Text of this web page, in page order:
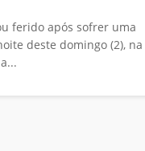
ferido após sofrer uma
deste domingo (2), na